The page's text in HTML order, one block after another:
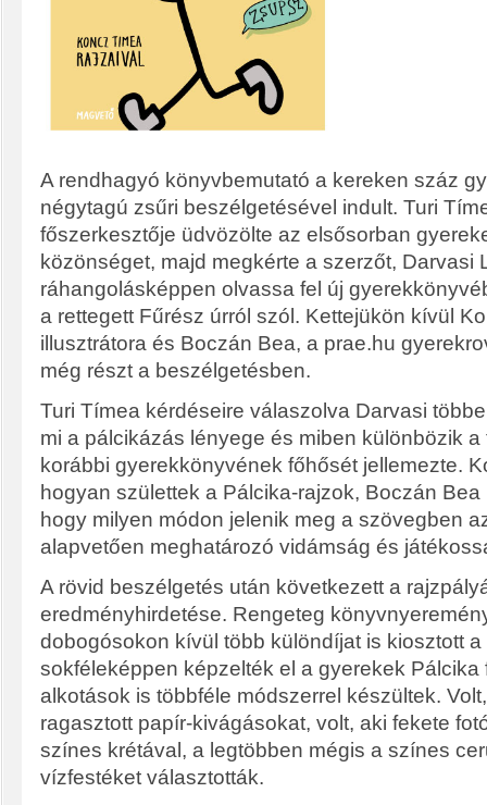
A rendhagyó könyvbemutató a kereken száz
négytagú zsűri beszélgetésével indult. Turi
főszerkesztője üdvözölte az elsősorban
közönséget, majd megkérte a szerzőt, Darvasi
ráhangolásképpen olvassa fel új
a rettegett Fűrész úrról szól. Kettejükön kívül
illusztrátora és Boczán Bea, a prae.hu
még részt a beszélgetésben.
Turi Tímea kérdéseire válaszolva Darvasi
mi a pálcikázás lényege és miben különbözik a
korábbi gyerekkönyvének főhősét jellemezte.
hogyan születtek a Pálcika-rajzok, Boczán
hogy milyen módon jelenik meg a szövegben
alapvetően meghatározó vidámság és
A rövid beszélgetés után következett a
eredményhirdetése. Rengeteg
dobogósokon kívül több különdíjat is kiosztott
sokféleképpen képzelték el a gyerekek Pálcika
alkotások is többféle módszerrel készültek.
ragasztott papír-kivágásokat, volt, aki fekete
színes krétával, a legtöbben mégis a színes
vízfestéket választották.